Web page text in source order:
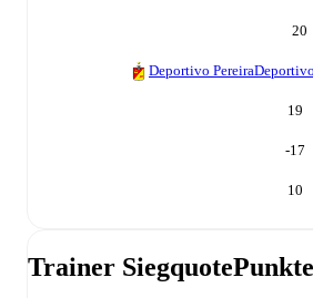
20
Deportivo Pereira
19
-17
10
Trainer Siegquote